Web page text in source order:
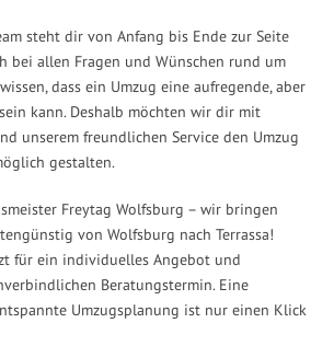
steht dir von Anfang bis Ende zur Seite
bei allen Fragen und Wünschen rund um
dass ein Umzug eine aufregende, aber
kann. Deshalb möchten wir dir mit
unserem freundlichen Service den Umzug
gestalten.
Freytag Wolfsburg – wir bringen
von Wolfsburg nach Terrassa!
für ein individuelles Angebot und
Beratungstermin. Eine
Umzugsplanung ist nur einen Klick